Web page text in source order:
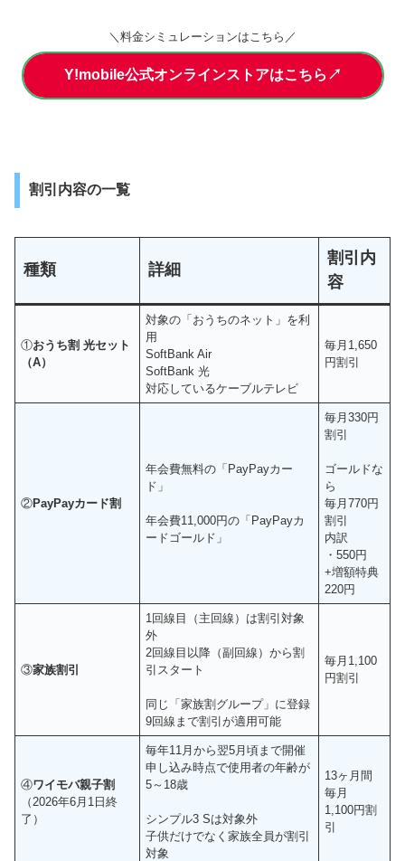
＼料金シミュレーションはこちら／
Y!mobile公式オンラインストアはこちら↗
割引内容の一覧
種類 詳細
割引内
容
①おうち割 光セット
（A）
対象の「おうちのネット」を利
用
SoftBank Air
SoftBank 光
対応しているケーブルテレビ
毎月1,650
円割引
②PayPayカード割
年会費無料の「PayPayカー
ド」
年会費11,000円の「PayPayカ
ードゴールド」
毎月330円
割引
ゴールドな
ら
毎月770円
割引
内訳
・550円
+増額特典
220円
③家族割引
1回線目（主回線）は割引対象
外
2回線目以降（副回線）から割
引スタート
同じ「家族割グループ」に登録
9回線まで割引が適用可能
毎月1,100
円割引
④ワイモバ親子割
（2026年6月1日終
了）
毎年11月から翌5月頃まで開催
申し込み時点で使用者の年齢が
5～18歳
シンプル3 Sは対象外
子供だけでなく家族全員が割引
対象
13ヶ月間
毎月
1,100円割
引